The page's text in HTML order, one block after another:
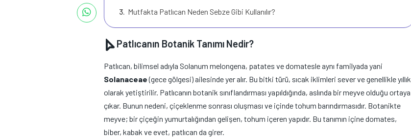
Mutfakta Patlıcan Neden Sebze Gibi Kullanılır?
Patlıcanın Botanik Tanımı Nedir?
Patlıcan, bilimsel adıyla Solanum melongena, patates ve domatesle aynı familyada yani
Solanaceae(gece gölgesi) ailesinde yer alır. Bu bitki türü, sıcak iklimleri sever ve genellikle yıllık
olarak yetiştirilir. Patlıcanın botanik sınıflandırması yapıldığında, aslında bir meyve olduğu ortaya
çıkar. Bunun nedeni, çiçeklenme sonrası oluşması ve içinde tohum barındırmasıdır. Botanikte
meyve; bir çiçeğin yumurtalığından gelişen, tohum içeren yapıdır. Bu tanımın içine domates,
biber, kabak ve evet, patlıcan da girer.